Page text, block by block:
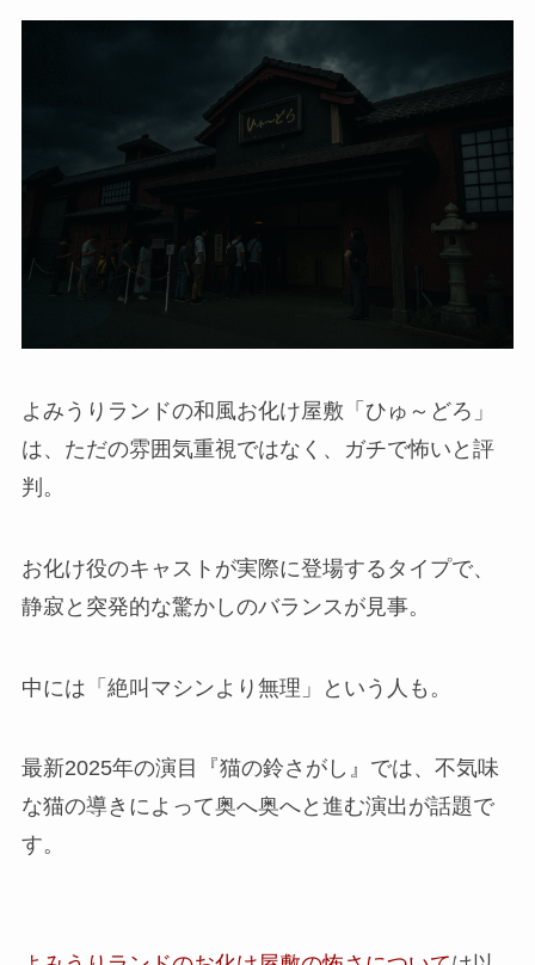
よみうりランドの和風お化け屋敷「ひゅ～どろ」
は、ただの雰囲気重視ではなく、ガチで怖いと評
判。
お化け役のキャストが実際に登場するタイプで、
静寂と突発的な驚かしのバランスが見事。
中には「絶叫マシンより無理」という人も。
最新2025年の演目『猫の鈴さがし』では、不気味
な猫の導きによって奥へ奥へと進む演出が話題で
す。